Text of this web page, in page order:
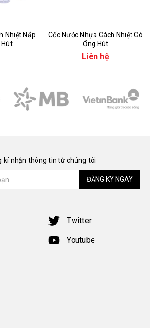
Nhiệt Nắp
Hút
Cốc Nước Nhựa Cách Nhiệt Có
Ống Hút
Liên hệ
kí nhận thông tin từ chúng tôi
ĐĂNG KÝ NGAY
Twitter
Youtube